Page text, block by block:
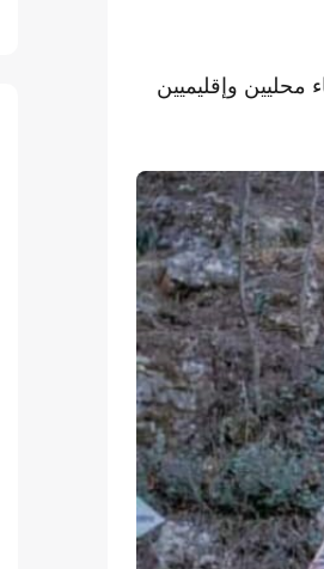
وإقليميين